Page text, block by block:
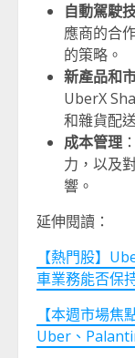
自動駕駛
應商的合
的策略。
新產品和
UberX
和雜貨配
成本管理
力，以及
響。
延伸閱讀：
【熱門股】
車業務能否保
【本週市場焦
Uber、